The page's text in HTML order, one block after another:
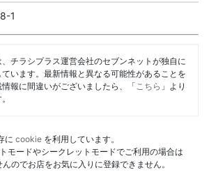
1
チラシプラス運営会社のセブンネットが独自に
います。最新情報と異なる可能性があることを
報に間違いがございましたら、「 こちら 」より
に cookie を利用しています。
モードやシークレットモードでご利用の場合は
のでお店をお気に入りに登録できません。